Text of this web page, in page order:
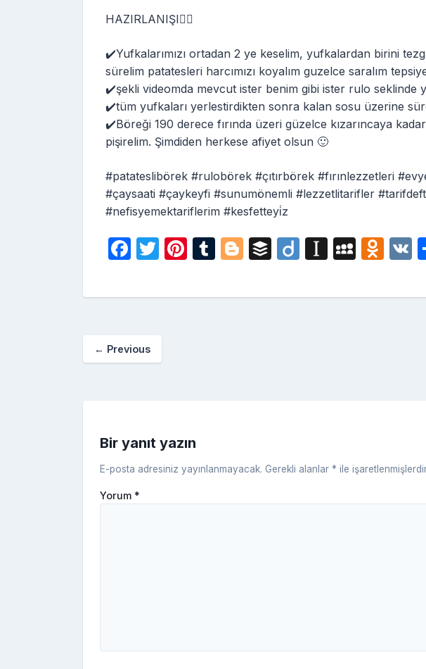
HAZIRLANIŞI👇🏻
✔️Yufkalarımızı ortadan 2 ye keselim, yufkalardan birini
sürelim patatesleri harcımızı koyalım guzelce saralım
✔️şekli videomda mevcut ister benim gibi ister rulo seklinde
✔️tüm yufkaları yerlestirdikten sonra kalan sosu üzerine
✔️Böreği 190 derece fırında üzeri güzelce kızarıncaya
pişirelim. Şimdiden herkese afiyet olsun 🙂
#patateslibörek #rulobörek #çıtırbörek #fırınlezzetleri
#çaysaati #çaykeyfi #sunumönemli #lezzetlitarifler
#nefisyemektariflerim #kesfetteyi̇z
F
c
b
o
T
itt
Pi
er
T
m
Bl
g
B
fe
Di
o
In
a
M
S
O
n
← Previous
Bir yanıt yazın
E-posta adresiniz yayınlanmayacak. Gerekli alanlar * ile
Yorum *